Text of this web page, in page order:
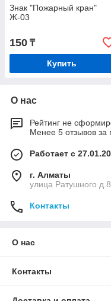
Знак "Пожарный кран"
Ж-03
150 ₸
Купить
О нас
Рейтинг не
Менее 5 отзывов за
Работает с
г. Алматы
улица Ратушного
Контакты
О нас
Контакты